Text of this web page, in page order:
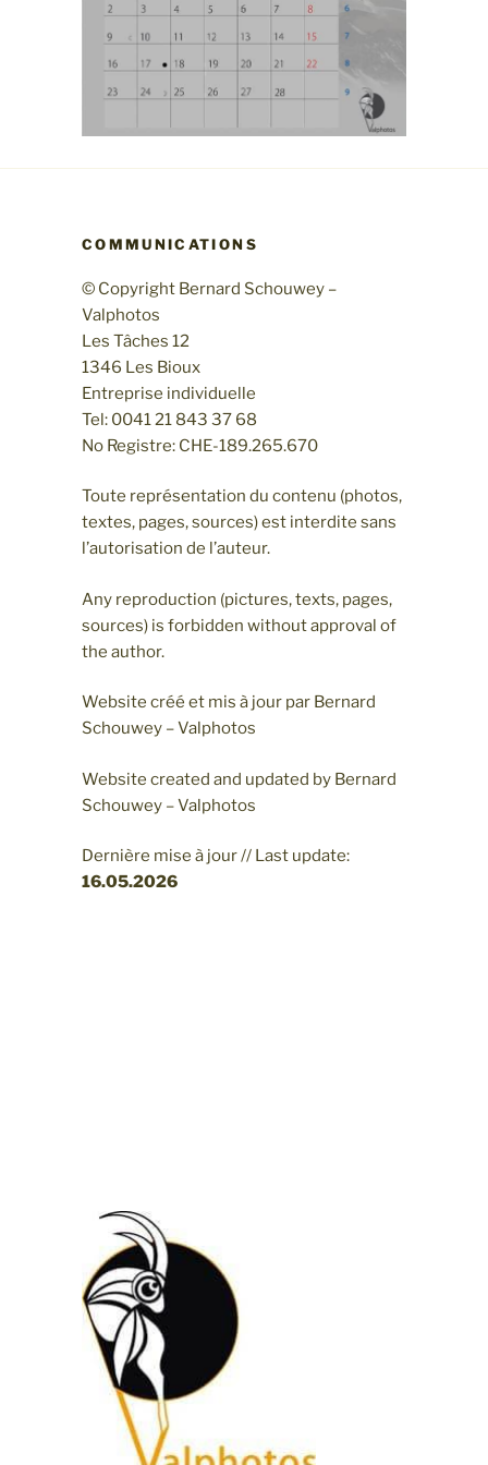
COMMUNICATIONS
© Copyright Bernard Schouwey –
Valphotos
Les Tâches 12
1346 Les Bioux
Entreprise individuelle
Tel: 0041 21 843 37 68
No Registre: CHE-189.265.670
Toute représentation du contenu (photos,
textes, pages, sources) est interdite sans
l’autorisation de l’auteur.
Any reproduction (pictures, texts, pages,
sources) is forbidden without approval of
the author.
Website créé et mis à jour par Bernard
Schouwey – Valphotos
Website created and updated by Bernard
Schouwey – Valphotos
Dernière mise à jour // Last update:
16.05.2026